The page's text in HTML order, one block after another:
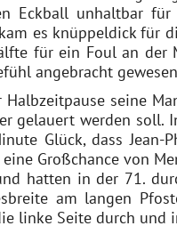
Eckball unhaltbar
es knüppeldick für
für ein Foul an der
angebracht
seine
gelauert werden soll.
Glück, dass
Großchance von
hatten in der 71.
am langen
linke Seite durch und